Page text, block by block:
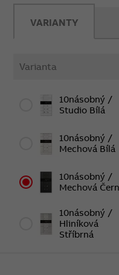
VARIANTY
Varianta
10násobný /
Studio Bílá
10násobný /
Mechová Bílá
10násobný /
Mechová
10násobný /
Hliníková
Stříbrná